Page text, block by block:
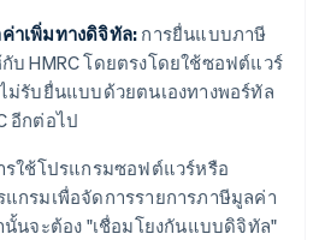
าเพิ่มทางดิจิทัล: การยื่นแบบภาษี
บ HMRC โดยตรงโดยใช้ซอฟต์แวร์
ม่รับยื่นแบบด้วยตนเองทางพอร์ทัล
อีกต่อไป
รใช้โปรแกรมซอฟต์แวร์หรือ
กรมเพื่อจัดการรายการภาษีมูลค่า
นั้นจะต้อง "เชื่อมโยงกันแบบดิจิทัล"